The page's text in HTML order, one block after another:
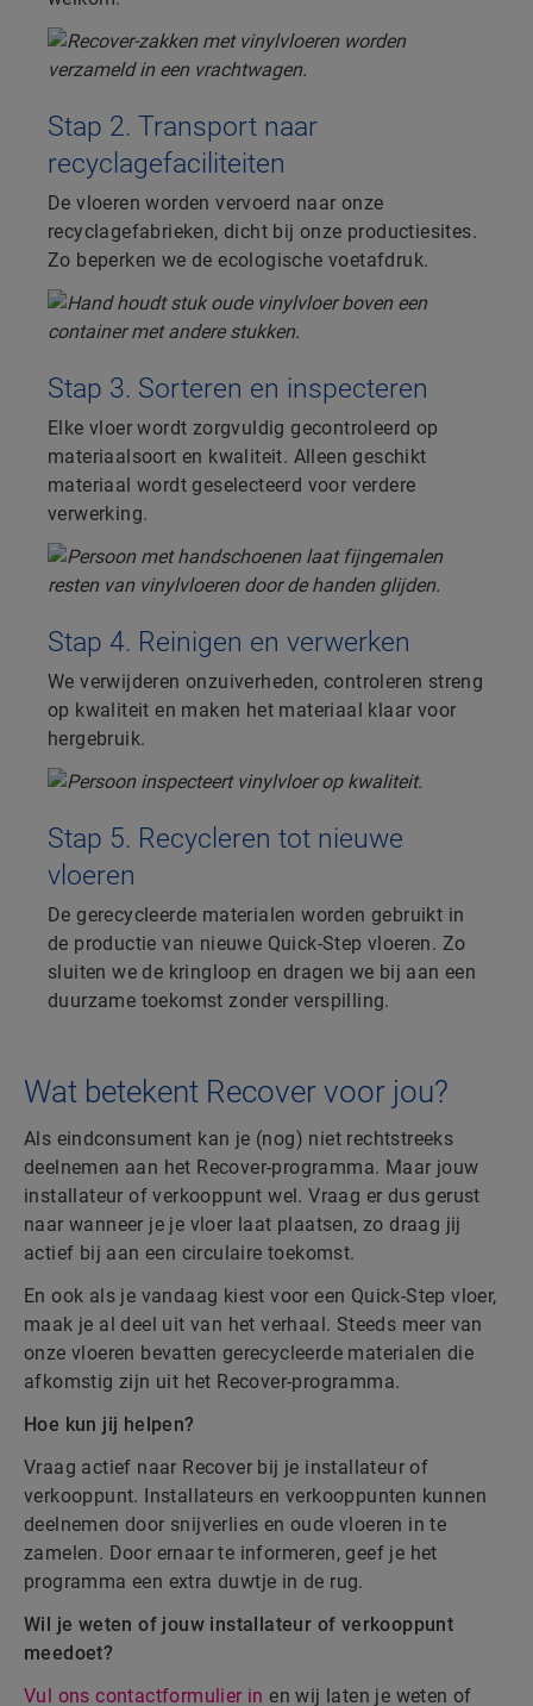
Stap 2. Transport naar
recyclagefaciliteiten
De vloeren worden vervoerd naar onze
recyclagefabrieken, dicht bij onze productiesites.
Zo beperken we de ecologische voetafdruk.
Stap 3. Sorteren en inspecteren
Elke vloer wordt zorgvuldig gecontroleerd op
materiaalsoort en kwaliteit. Alleen geschikt
materiaal wordt geselecteerd voor verdere
verwerking.
Stap 4. Reinigen en verwerken
We verwijderen onzuiverheden, controleren streng
op kwaliteit en maken het materiaal klaar voor
hergebruik.
Stap 5. Recycleren tot nieuwe
vloeren
De gerecycleerde materialen worden gebruikt in
de productie van nieuwe Quick-Step vloeren. Zo
sluiten we de kringloop en dragen we bij aan een
duurzame toekomst zonder verspilling.
Wat betekent Recover voor jou?
Als eindconsument kan je (nog) niet rechtstreeks
deelnemen aan het Recover-programma. Maar jouw
installateur of verkooppunt wel. Vraag er dus gerust
naar wanneer je je vloer laat plaatsen, zo draag jij
actief bij aan een circulaire toekomst.
En ook als je vandaag kiest voor een Quick-Step vloer,
maak je al deel uit van het verhaal. Steeds meer van
onze vloeren bevatten gerecycleerde materialen die
afkomstig zijn uit het Recover-programma.
Hoe kun jij helpen?
Vraag actief naar Recover bij je installateur of
verkooppunt. Installateurs en verkooppunten kunnen
deelnemen door snijverlies en oude vloeren in te
zamelen. Door ernaar te informeren, geef je het
programma een extra duwtje in de rug.
Wil je weten of jouw installateur of verkooppunt
meedoet?
Vul ons contactformulier in en wij laten je weten of